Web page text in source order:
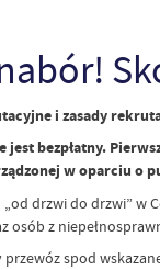
i zasady
jest bezpłatny.
w oparciu o
drzwi do drzwi” w
osób z
spod